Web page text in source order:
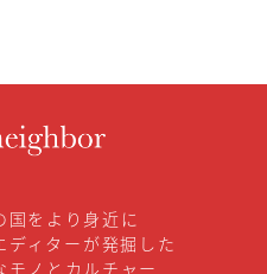
国をより身近に
ディターが発掘した
モノとカルチャー